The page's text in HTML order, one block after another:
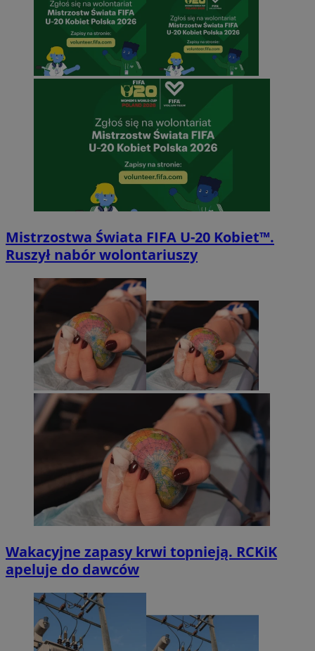
Mistrzostwa Świata FIFA U-20 Kobiet™.
Ruszył nabór wolontariuszy
Wakacyjne zapasy krwi topnieją. RCKiK
apeluje do dawców